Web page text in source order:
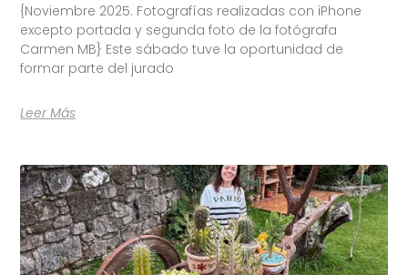
{Noviembre 2025. Fotografías realizadas con iPhone
excepto portada y segunda foto de la fotógrafa
Carmen MB} Este sábado tuve la oportunidad de
formar parte del jurado
Leer Más